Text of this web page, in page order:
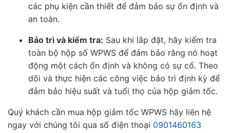
các phụ kiện cần thiết để đảm bảo sự ổn định và
an toàn.
Bảo trì và kiểm tra: Sau khi lắp đặt, hãy kiểm tra
toàn bộ hộp số WPWS để đảm bảo rằng nó hoạt
động một cách ổn định và không có sự cố. Theo
dõi và thực hiện các công việc bảo trì định kỳ để
đảm bảo hiệu suất và tuổi thọ của hộp giảm tốc.
Quý khách cần mua hộp giảm tốc WPWS hãy liên hệ
ngay với chúng tôi qua số điện thoại 0901460163